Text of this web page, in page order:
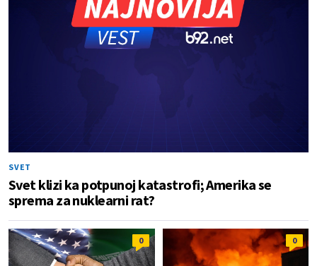
SVET
Svet klizi ka potpunoj katastrofi; Amerika se
sprema za nuklearni rat?
0 0